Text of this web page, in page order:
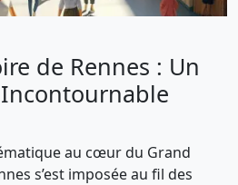
de Rennes : Un
au cœur du Grand
s’est imposée au fil des